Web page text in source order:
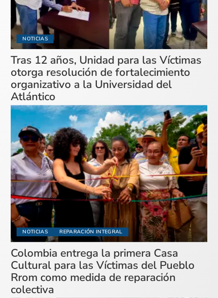
NOTICIAS
Tras 12 años, Unidad para las Víctimas
otorga resolución de fortalecimiento
organizativo a la Universidad del
Atlántico
NOTICIAS REPARACIÓN INTEGRAL
Colombia entrega la primera Casa
Cultural para las Víctimas del Pueblo
Rrom como medida de reparación
colectiva